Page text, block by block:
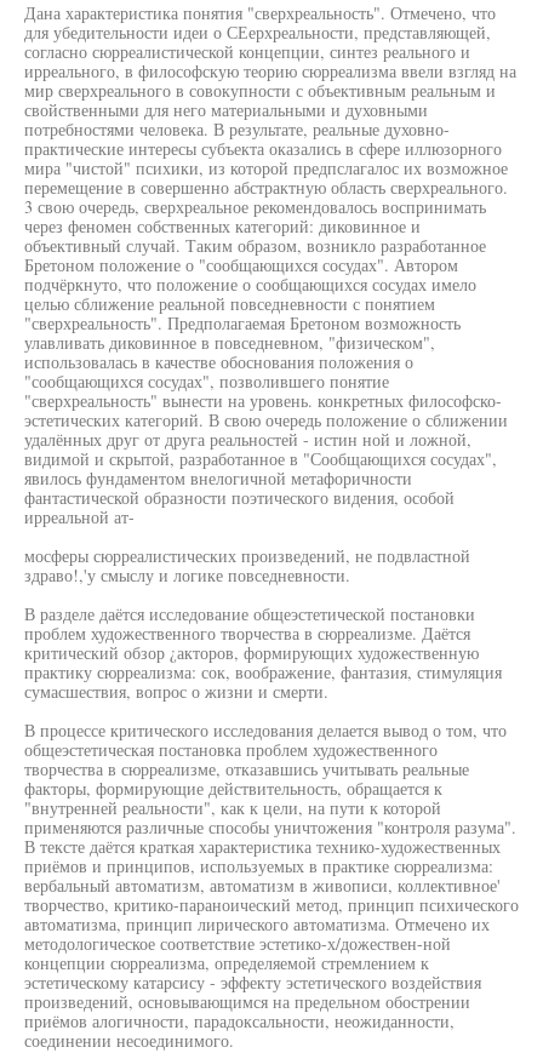
Дана характеристика понятия "сверхреальность". Отмечено, что
для убедительности идеи о СЕерхреальности, представляющей,
согласно сюрреалистической концепции, синтез реального и
ирреального, в философскую теорию сюрреализма ввели взгляд на
мир сверхреального в совокупности с объективным реальным и
свойственными для него материальными и духовными
потребностями человека. В результате, реальные духовно-
практические интересы субъекта оказались в сфере иллюзорного
мира "чистой" психики, из которой предпслагалос их возможное
перемещение в совершенно абстрактную область сверхреального.
3 свою очередь, сверхреальное рекомендовалось воспринимать
через феномен собственных категорий: диковинное и
объективный случай. Таким образом, возникло разработанное
Бретоном положение о "сообщающихся сосудах". Автором
подчёркнуто, что положение о сообщающихся сосудах имело
целью сближение реальной повседневности с понятием
"сверхреальность". Предполагаемая Бретоном возможность
улавливать диковинное в повседневном, "физическом",
использовалась в качестве обоснования положения о
"сообщающихся сосудах", позволившего понятие
"сверхреальность" вынести на уровень. конкретных философско-
эстетических категорий. В свою очередь положение о сближении
удалённых друг от друга реальностей - истин ной и ложной,
видимой и скрытой, разработанное в "Сообщающихся сосудах",
явилось фундаментом внелогичной метафоричности
фантастической образности поэтического видения, особой
ирреальной ат-
мосферы сюрреалистических произведений, не подвластной
здраво!,'у смыслу и логике повседневности.
В разделе даётся исследование общеэстетической постановки
проблем художественного творчества в сюрреализме. Даётся
критический обзор ¿акторов, формирующих художественную
практику сюрреализма: сок, воображение, фантазия, стимуляция
сумасшествия, вопрос о жизни и смерти.
В процессе критического исследования делается вывод о том, что
общеэстетическая постановка проблем художественного
творчества в сюрреализме, отказавшись учитывать реальные
факторы, формирующие действительность, обращается к
"внутренней реальности", как к цели, на пути к которой
применяются различные способы уничтожения "контроля разума".
В тексте даётся краткая характеристика технико-художественных
приёмов и принципов, используемых в практике сюрреализма:
вербальный автоматизм, автоматизм в живописи, коллективное'
творчество, критико-параноический метод, принцип психического
автоматизма, принцип лирического автоматизма. Отмечено их
методологическое соответствие эстетико-х/дожествен-ной
концепции сюрреализма, определяемой стремлением к
эстетическому катарсису - эффекту эстетического воздействия
произведений, основывающимся на предельном обострении
приёмов алогичности, парадоксальности, неожиданности,
соединении несоединимого.